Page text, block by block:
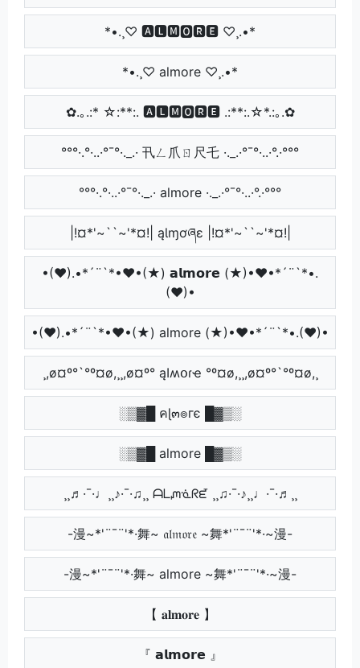
*•.¸♡ 🅰🅻🅼🅾🆁🅴 ♡¸.•*
*•.¸♡ almore ♡¸.•*
✿.｡.:* ☆:**:. 🅰🅻🅼🅾🆁🅴 .:**:.☆*.:｡.✿
°°°·.°·..·°¯°·._.· 卂ㄥ爪ㄖ尺乇 ·._.·°¯°·..·°.·°°°
°°°·.°·..·°¯°·._.· almore ·._.·°¯°·..·°.·°°°
|!¤*'~``~'*¤!| ąƖɱơཞɛ |!¤*'~``~'*¤!|
•(♥).•*´¨`*•♥•(★) 𝗮𝗹𝗺𝗼𝗿𝗲 (★)•♥•*´¨`*•.
(♥)•
•(♥).•*´¨`*•♥•(★) almore (★)•♥•*´¨`*•.(♥)•
¸,ø¤º°`°º¤ø,¸¸,ø¤º° ąӀʍօɾҽ °º¤ø,¸¸,ø¤º°`°º¤ø,¸
░▒▓█ คɭ๓๏гє █▓▒░
░▒▓█ almore █▓▒░
¸¸♬·¯·♩¸¸♪·¯·♫¸¸ ᗩᒪᘻᓍᖇᘿ ¸¸♫·¯·♪¸¸♩·¯·♬¸¸
-漫~*'¨¯¨'*·舞~ 𝔞𝔩𝔪𝔬𝔯𝔢 ~舞*'¨¯¨'*·~漫-
-漫~*'¨¯¨'*·舞~ almore ~舞*'¨¯¨'*·~漫-
【 𝐚𝐥𝐦𝐨𝐫𝐞 】
『 𝗮𝗹𝗺𝗼𝗿𝗲 』